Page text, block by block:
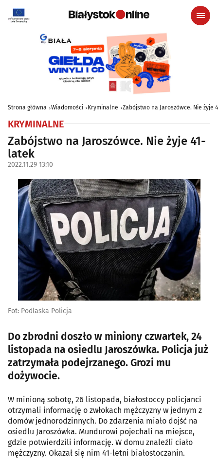
Strona główna Wiadomości Kryminalne Zabójstwo na Jaroszówce. Nie żyje
KRYMINALNE
Zabójstwo na Jaroszówce. Nie żyje 41-
latek
2022.11.29 13:10
Fot: Podlaska Policja
Do zbrodni doszło w miniony czwartek, 24
listopada na osiedlu Jaroszówka. Policja już
zatrzymała podejrzanego. Grozi mu
dożywocie.
W minioną sobotę, 26 listopada, białostoccy policjanci
otrzymali informację o zwłokach mężczyzny w jednym z
domów jednorodzinnych. Do zdarzenia miało dojść na
osiedlu Jaroszówka. Mundurowi pojechali na miejsce,
gdzie potwierdzili informację. W domu znaleźli ciało
mężczyzny. Okazał się nim 41-letni białostoczanin.